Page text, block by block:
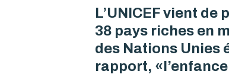
L’UNICEF vient de
38 pays riches en
des Nations Unies
rapport,